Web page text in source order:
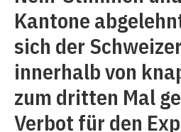
Kantone
sich der
innerhalb von
zum dritten Mal
Verbot für den